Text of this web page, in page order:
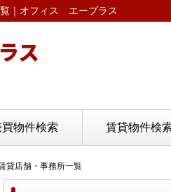
｜オフィス エープラス
ス
買物件検索 賃貸物件検
貸店舗・事務所一覧